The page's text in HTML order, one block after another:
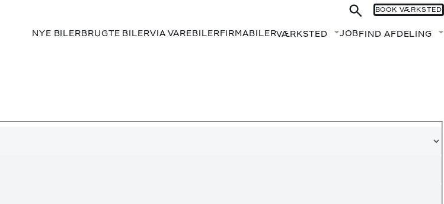
NYE BILER BRUGTE BILERVIA VAREBILER FIRMABILERVÆRKSTED Fold undermenu ud
JOB FIND AFDELING
BOOK VÆRKSTED